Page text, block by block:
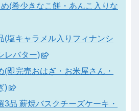
(希少きなこ餅・あんこ入りな
(塩キャラメル入りフィナンシ
レバター)
(即完売おはぎ・お米屋さん・
)
3品 薪焼バスクチーズケーキ・